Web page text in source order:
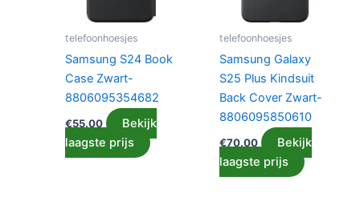
telefoonhoesjes
Samsung S24 Book
Case Zwart-
8806095354682
€55.00
Bekijk
laagste prijs
telefoonhoesjes
Samsung Galaxy
S25 Plus Kindsuit
Back Cover Zwart-
8806095850610
€70.00
Bekijk
laagste prijs